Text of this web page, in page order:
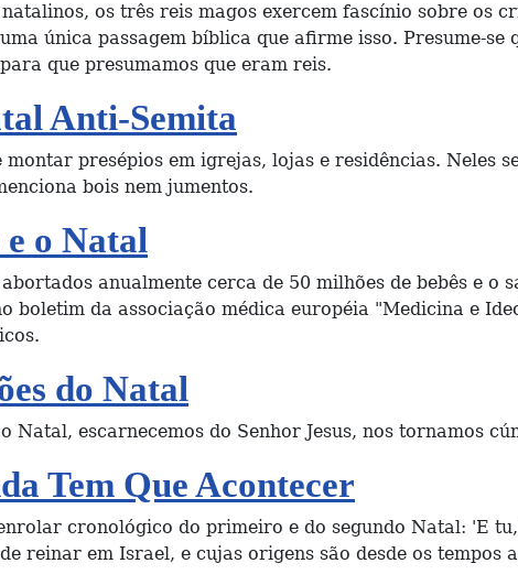
os três reis magos exercem fascínio sobre os
única passagem bíblica que afirme isso. Presume-
que presumamos que eram reis.
Anti-Semita
montar presépios em igrejas, lojas e residências.
bois nem jumentos.
o Natal
anualmente cerca de 50 milhões de bebês e
boletim da associação médica européia "Medicina e
do Natal
Natal, escarnecemos do Senhor Jesus, nos tornamos
Tem Que Acontecer
cronológico do primeiro e do segundo Natal: 'E
reinar em Israel, e cujas origens são desde os tempos